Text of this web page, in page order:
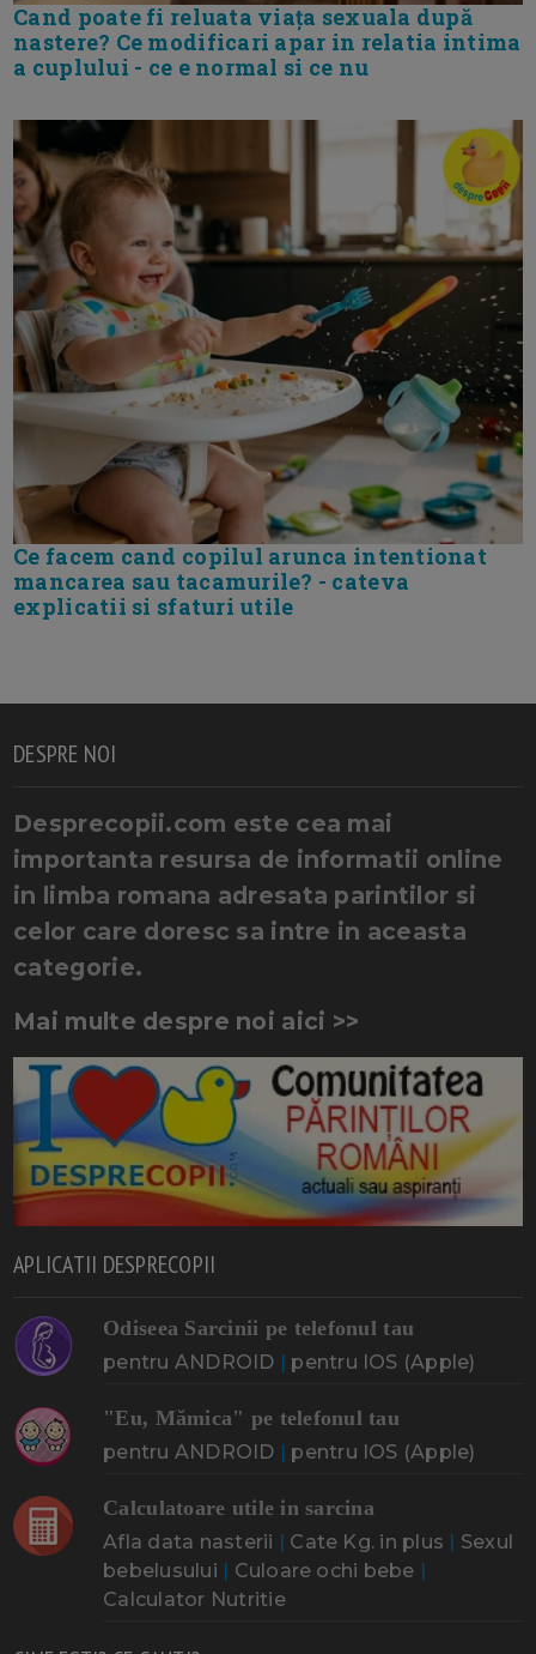
Cand poate fi reluata viața sexuala după
nastere? Ce modificari apar in relatia intima
a cuplului - ce e normal si ce nu
Ce facem cand copilul arunca intentionat
mancarea sau tacamurile? - cateva
explicatii si sfaturi utile
DESPRE NOI
Desprecopii.com este cea mai
importanta resursa de informatii online
in limba romana adresata parintilor si
celor care doresc sa intre in aceasta
categorie.
Mai multe despre noi aici >>
APLICATII DESPRECOPII
Odiseea Sarcinii pe telefonul tau
pentru ANDROID | pentru IOS (Apple)
"Eu, Mămica" pe telefonul tau
pentru ANDROID | pentru IOS (Apple)
Calculatoare utile in sarcina
Afla data nasterii | Cate Kg. in plus | Sexul
bebelusului | Culoare ochi bebe |
Calculator Nutritie